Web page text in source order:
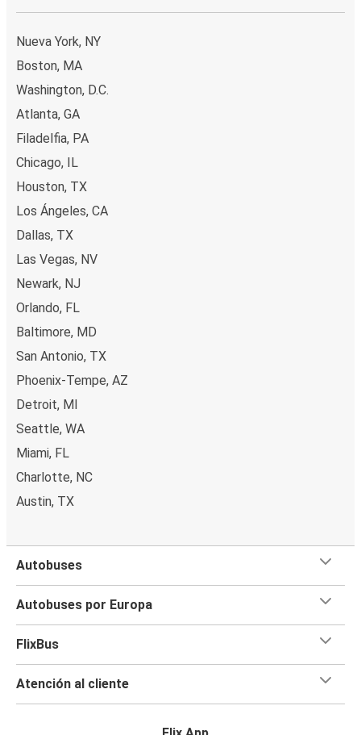
Nueva York, NY
Boston, MA
Washington, D.C.
Atlanta, GA
Filadelfia, PA
Chicago, IL
Houston, TX
Los Ángeles, CA
Dallas, TX
Las Vegas, NV
Newark, NJ
Orlando, FL
Baltimore, MD
San Antonio, TX
Phoenix-Tempe, AZ
Detroit, MI
Seattle, WA
Miami, FL
Charlotte, NC
Austin, TX
Autobuses
Autobuses por Europa
FlixBus
Atención al cliente